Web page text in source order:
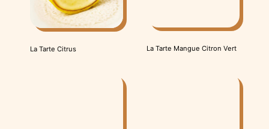
La Tarte Citrus La Tarte Mangue Citron Vert